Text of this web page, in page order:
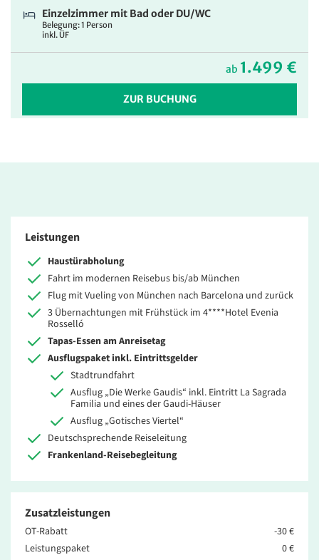
Einzelzimmer mit Bad oder DU/WC
Belegung: 1 Person
inkl. ÜF
ab 1.499 €
ZUR BUCHUNG
Leistungen
Haustürabholung
Fahrt im modernen Reisebus bis/ab München
Flug mit Vueling von München nach Barcelona und zurück
3 Übernachtungen mit Frühstück im 4****Hotel Evenia
Rosselló
Tapas-Essen am Anreisetag
Ausflugspaket inkl. Eintrittsgelder
Stadtrundfahrt
Ausflug „Die Werke Gaudis“ inkl. Eintritt La Sagrada
Familia und eines der Gaudi-Häuser
Ausflug „Gotisches Viertel“
Deutschsprechende Reiseleitung
Frankenland-Reisebegleitung
Zusatzleistungen
OT-Rabatt
-30 €
Leistungspaket
0 €